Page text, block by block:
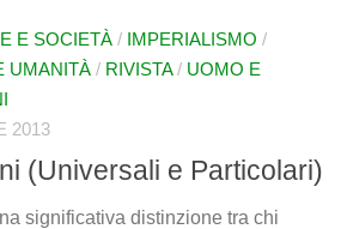
E SOCIETÀ / IMPERIALISMO /
UMANITÀ / RIVISTA/ UOMO E
2013
(Universali e Particolari)
significativa distinzione tra chi